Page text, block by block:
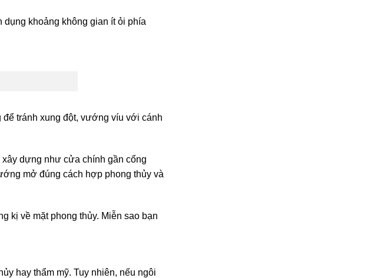
khoảng không gian ít ỏi phía
tránh xung đột, vướng víu với cánh
dựng như cửa chính gần cổng
mở đúng cách hợp phong thủy và
kị về mặt phong thủy. Miễn sao bạn
hay thẩm mỹ. Tuy nhiên, nếu ngôi